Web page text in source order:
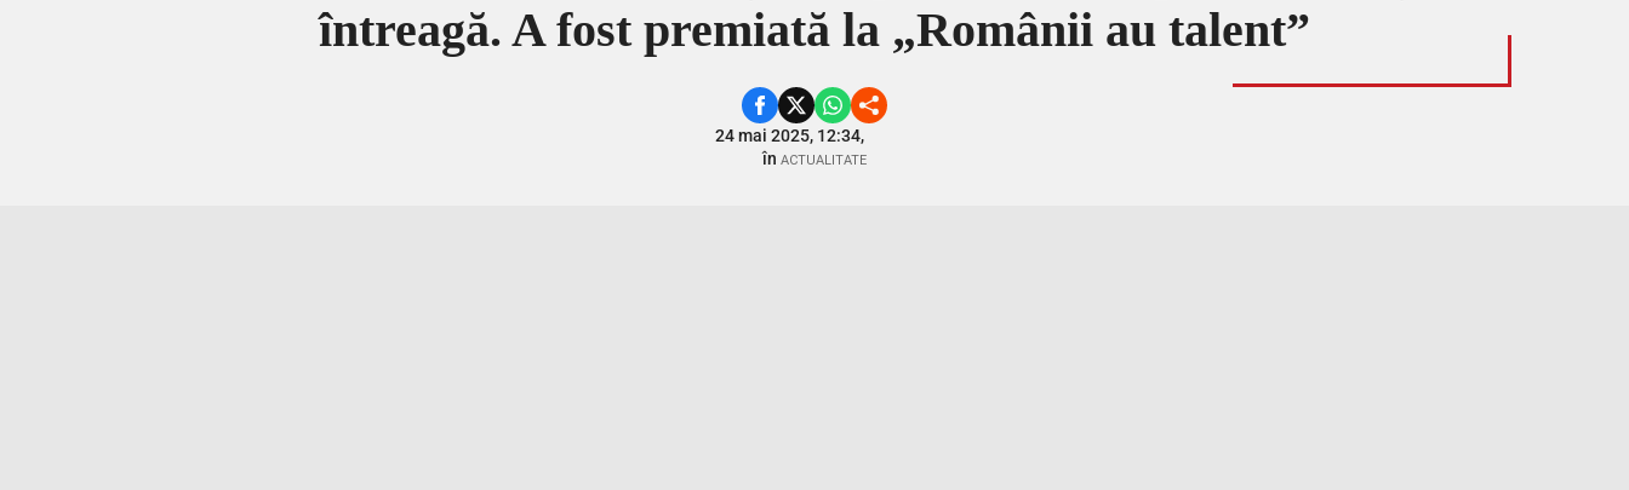
întreagă. A fost premiată la „Românii au talent”
24 mai 2025, 12:34,
în ACTUALITATE